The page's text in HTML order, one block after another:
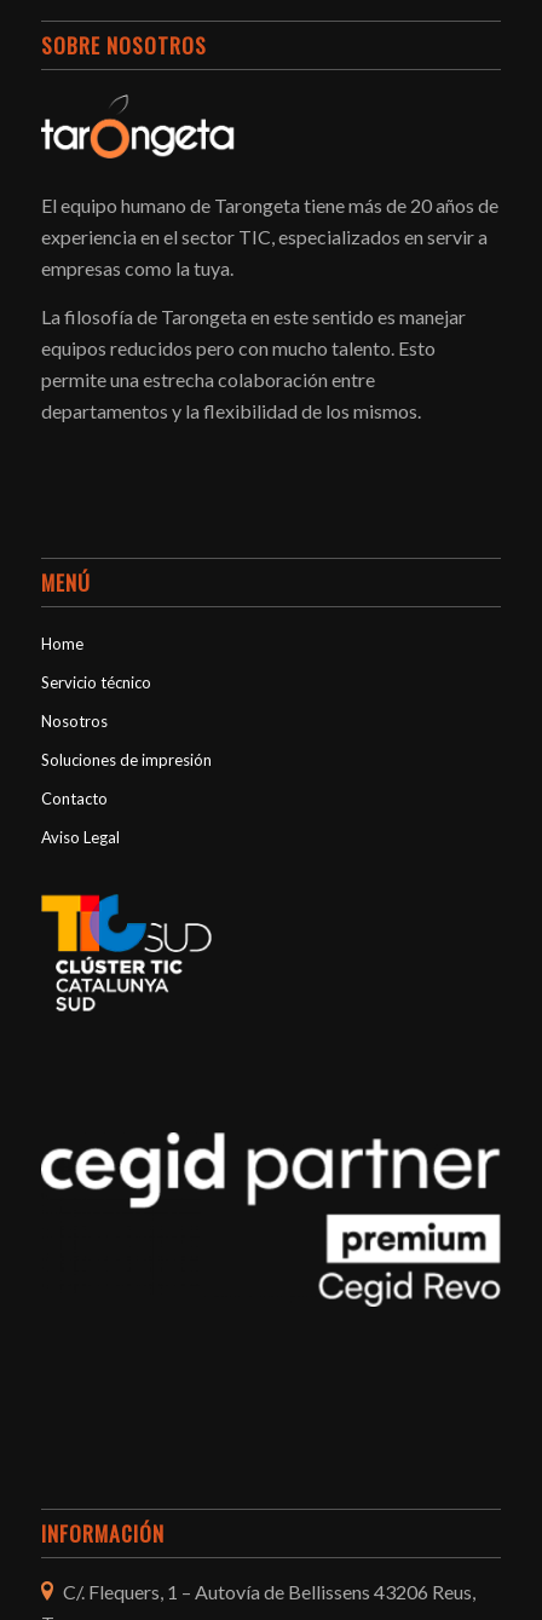
SOBRE NOSOTROS
El equipo humano de Tarongeta tiene más de 20 años de
experiencia en el sector TIC, especializados en servir a
empresas como la tuya.
La filosofía de Tarongeta en este sentido es manejar
equipos reducidos pero con mucho talento. Esto
permite una estrecha colaboración entre
departamentos y la flexibilidad de los mismos.
MENÚ
Home
Servicio técnico
Nosotros
Soluciones de impresión
Contacto
Aviso Legal
INFORMACIÓN
C/. Flequers, 1 – Autovía de Bellissens 43206 Reus,